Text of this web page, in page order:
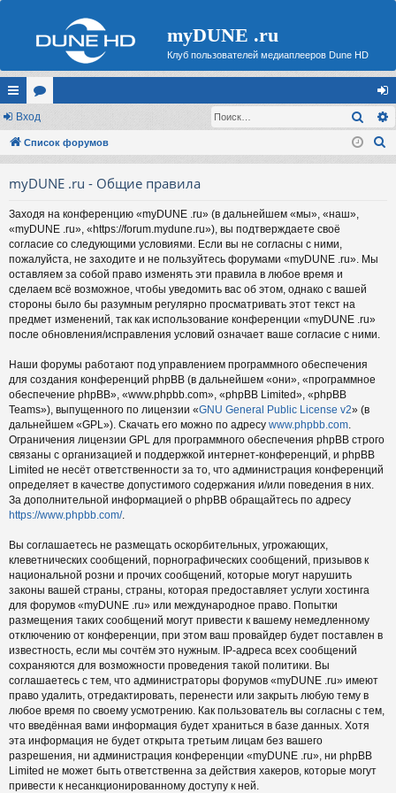
myDUNE .ru
Клуб пользователей медиаплееров Dune HD
с
ы
ор
ум
хо
д
Вход
Список форумов
myDUNE .ru - Общие правила
Заходя на конференцию «myDUNE .ru» (в дальнейшем «мы», «наш»,
«myDUNE .ru», «https://forum.mydune.ru»), вы подтверждаете своё
согласие со следующими условиями. Если вы не согласны с ними,
пожалуйста, не заходите и не пользуйтесь форумами «myDUNE .ru». Мы
оставляем за собой право изменять эти правила в любое время и
сделаем всё возможное, чтобы уведомить вас об этом, однако с вашей
стороны было бы разумным регулярно просматривать этот текст на
предмет изменений, так как использование конференции «myDUNE .ru»
после обновления/исправления условий означает ваше согласие с ними.
Наши форумы работают под управлением программного обеспечения
для создания конференций phpBB (в дальнейшем «они», «программное
обеспечение phpBB», «www.phpbb.com», «phpBB Limited», «phpBB
Teams»), выпущенного по лицензии «GNU General Public License v2» (в
дальнейшем «GPL»). Скачать его можно по адресу www.phpbb.com.
Ограничения лицензии GPL для программного обеспечения phpBB строго
связаны с организацией и поддержкой интернет-конференций, и phpBB
Limited не несёт ответственности за то, что администрация конференций
определяет в качестве допустимого содержания и/или поведения в них.
За дополнительной информацией о phpBB обращайтесь по адресу
https://www.phpbb.com/.
Вы соглашаетесь не размещать оскорбительных, угрожающих,
клеветнических сообщений, порнографических сообщений, призывов к
национальной розни и прочих сообщений, которые могут нарушить
законы вашей страны, страны, которая предоставляет услуги хостинга
для форумов «myDUNE .ru» или международное право. Попытки
размещения таких сообщений могут привести к вашему немедленному
отключению от конференции, при этом ваш провайдер будет поставлен в
известность, если мы сочтём это нужным. IP-адреса всех сообщений
сохраняются для возможности проведения такой политики. Вы
соглашаетесь с тем, что администраторы форумов «myDUNE .ru» имеют
право удалить, отредактировать, перенести или закрыть любую тему в
любое время по своему усмотрению. Как пользователь вы согласны с тем,
что введённая вами информация будет храниться в базе данных. Хотя
эта информация не будет открыта третьим лицам без вашего
разрешения, ни администрация конференции «myDUNE .ru», ни phpBB
Limited не может быть ответственна за действия хакеров, которые могут
привести к несанкционированному доступу к ней.